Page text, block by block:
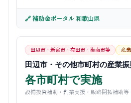
🔗 補助金ポータル 和歌山県
田辺市・新宮市・有田市・海南市等 産
田辺市・その他市町村の産業
各市町村で実施
設備投資補助・創業支援・販路開拓補助等